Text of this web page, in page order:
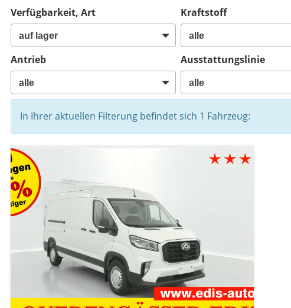
Verfügbarkeit, Art Kraftstoff
Antrieb Ausstattungslinie
In Ihrer aktuellen Filterung befindet sich 1 Fahrzeug: